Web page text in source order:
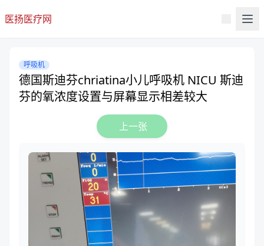
医扬医疗网
呼吸机
德国斯迪芬chriatina小儿呼吸机 NICU 斯迪
芬的氧浓度设置与屏幕显示相差较大
上一张